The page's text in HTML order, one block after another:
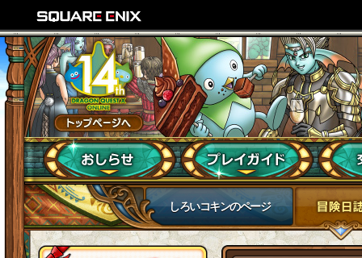
しろいコキンのページ